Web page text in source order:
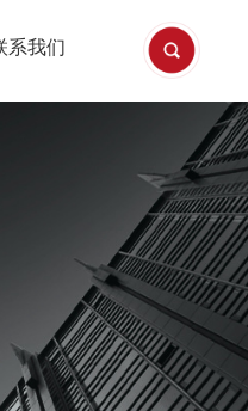
系我们